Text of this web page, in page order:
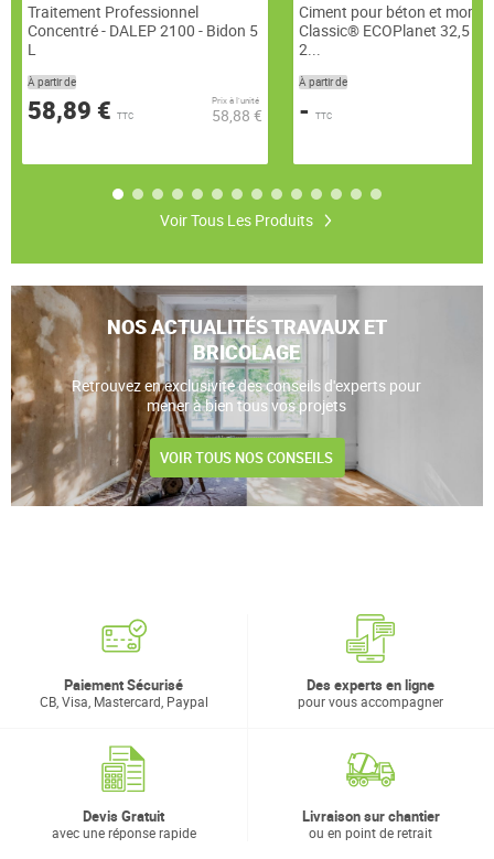
Voir Tous Les Produits
Traitement Professionnel
Concentré - DALEP 2100 - Bidon 5
L
À partir de
58,89 € TTC
Prix à l’unité
58,88 €
Ciment pour béton et
Classic® ECOPlanet 32,5 R
2...
À partir de
- TTC
NOS ACTUALITÉS TRAVAUX ET
BRICOLAGE
Retrouvez en exclusivité des conseils d'experts pour
mener à bien tous vos projets
VOIR TOUS NOS CONSEILS
Paiement Sécurisé
CB, Visa, Mastercard, Paypal
Des experts en ligne
pour vous accompagner
Devis Gratuit
avec une réponse rapide
Livraison sur chantier
ou en point de retrait